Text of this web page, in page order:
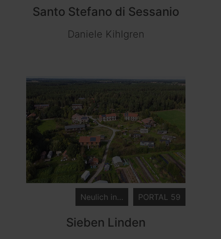
Santo Stefano di Sessanio
Daniele Kihlgren
PORTAL 59
Neulich in…
Sieben Linden